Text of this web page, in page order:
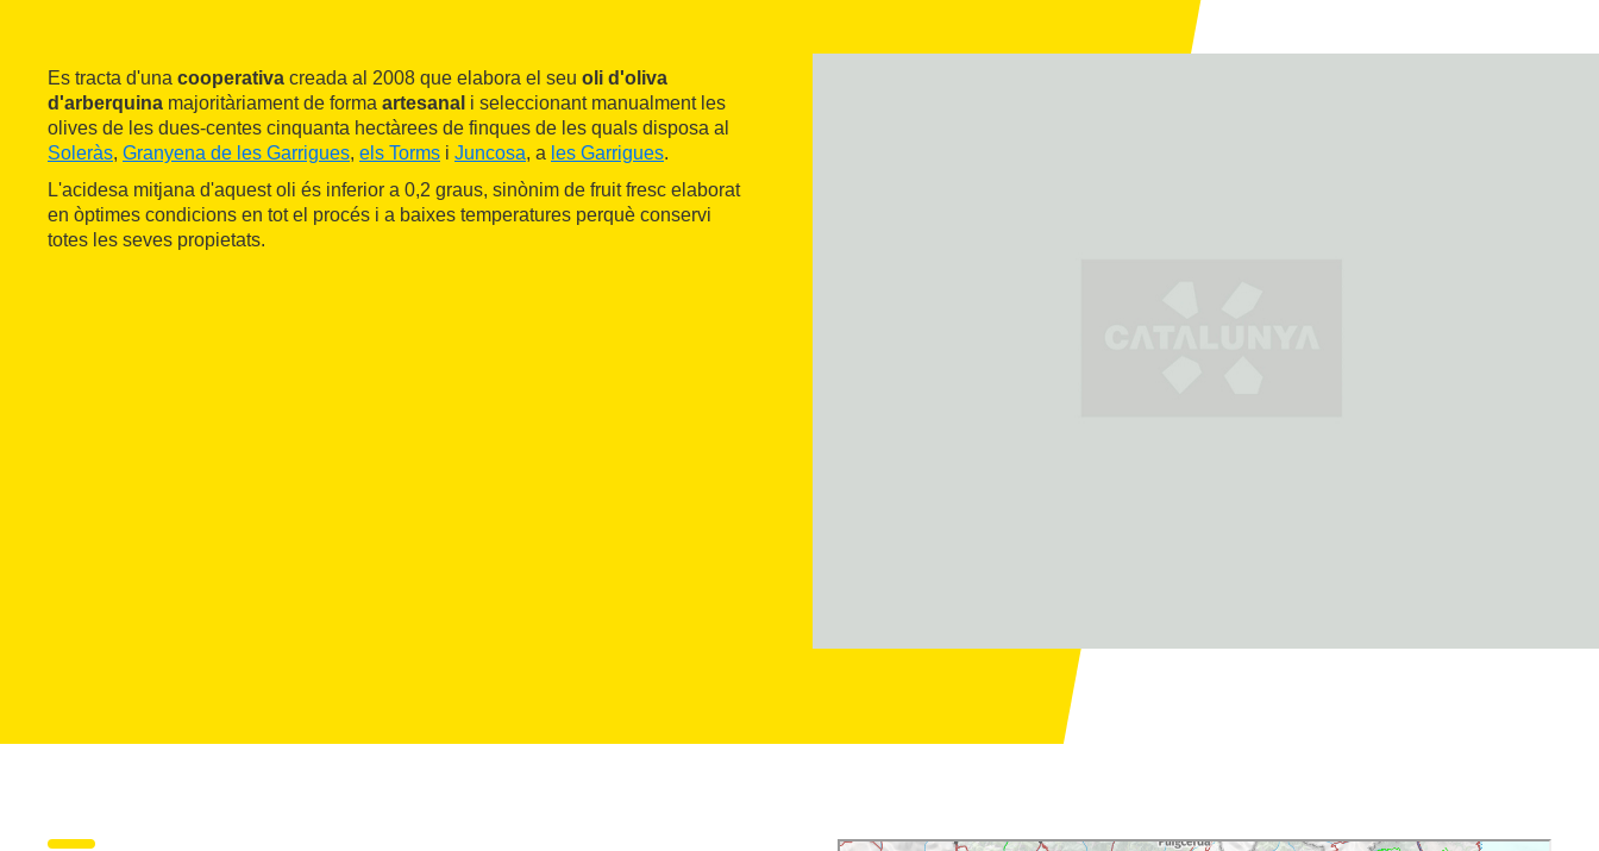
Es tracta d'una cooperativa creada al 2008 que elabora el seu oli d'oliva
d'arberquina majoritàriament de forma artesanal i seleccionant manualment les
olives de les dues-centes cinquanta hectàrees de finques de les quals disposa al
Soleràs, Granyena de les Garrigues, els Torms i Juncosa, a les Garrigues.
L'acidesa mitjana d'aquest oli és inferior a 0,2 graus, sinònim de fruit fresc elaborat
en òptimes condicions en tot el procés i a baixes temperatures perquè conservi
totes les seves propietats.